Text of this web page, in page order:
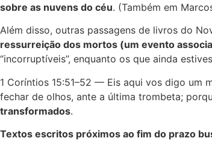
sobre as nuvens do céu. (Também em
Além disso, outras passagens de livros do
ressurreição dos mortos (um evento
“incorruptíveis”, enquanto os que ainda
1 Coríntios 15:51–52 — Eis aqui vos digo um
fechar de olhos, ante a última trombeta;
transformados.
Textos escritos próximos ao fim do prazo